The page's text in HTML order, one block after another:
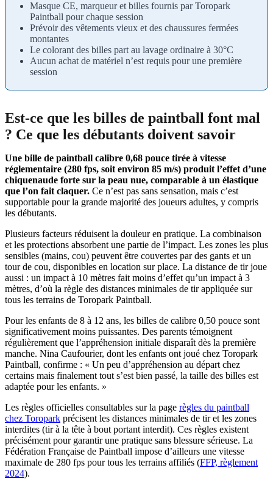
Masque CE, marqueur et billes fournis par Toropark
Paintball pour chaque session
Prévoir des vêtements vieux et des chaussures fermées
montantes
Le colorant des billes part au lavage ordinaire à 30°C
Aucun achat de matériel n’est requis pour une première
session
Est-ce que les billes de paintball font mal
? Ce que les débutants doivent savoir
Une bille de paintball calibre 0,68 pouce tirée à vitesse
réglementaire (280 fps, soit environ 85 m/s) produit l’effet d’une
chiquenaude forte sur la peau nue, comparable à un élastique
que l’on fait claquer. Ce n’est pas sans sensation, mais c’est
supportable pour la grande majorité des joueurs adultes, y compris
les débutants.
Plusieurs facteurs réduisent la douleur en pratique. La combinaison
et les protections absorbent une partie de l’impact. Les zones les plus
sensibles (mains, cou) peuvent être couvertes par des gants et un
tour de cou, disponibles en location sur place. La distance de tir joue
aussi : un impact à 10 mètres fait moins d’effet qu’un impact à 3
mètres, d’où la règle des distances minimales de tir appliquée sur
tous les terrains de Toropark Paintball.
Pour les enfants de 8 à 12 ans, les billes de calibre 0,50 pouce sont
significativement moins puissantes. Des parents témoignent
régulièrement que l’appréhension initiale disparaît dès la première
manche. Nina Caufourier, dont les enfants ont joué chez Toropark
Paintball, confirme : « Un peu d’appréhension au départ chez
certains mais finalement tout s’est bien passé, la taille des billes est
adaptée pour les enfants. »
Les règles officielles consultables sur la page règles du paintball
chez Toropark précisent les distances minimales de tir et les zones
interdites (tir à la tête à bout portant interdit). Ces règles existent
précisément pour garantir une pratique sans blessure sérieuse. La
Fédération Française de Paintball impose d’ailleurs une vitesse
maximale de 280 fps pour tous les terrains affiliés (FFP, règlement
2024).